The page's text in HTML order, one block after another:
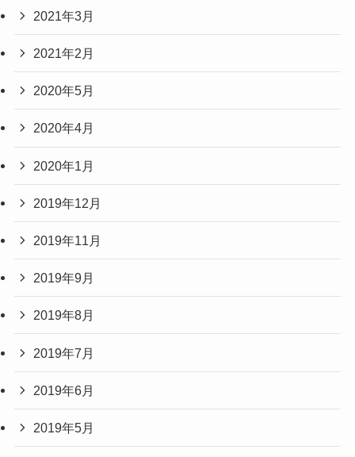
2021年3月
2021年2月
2020年5月
2020年4月
2020年1月
2019年12月
2019年11月
2019年9月
2019年8月
2019年7月
2019年6月
2019年5月